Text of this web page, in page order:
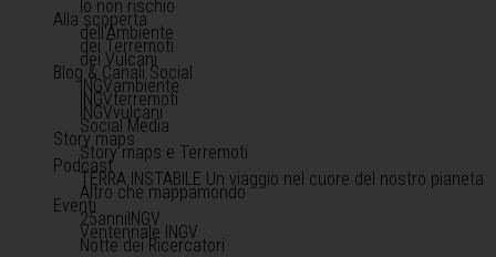
Io non rischio
Alla scoperta
dell'Ambiente
dei Terremoti
dei Vulcani
Blog & Canali Social
INGVambiente
INGVterremoti
INGVvulcani
Social Media
Story maps
Story maps e Terremoti
Podcast
TERRA INSTABILE Un viaggio nel cuore del nostro pianeta
Altro che mappamondo
Eventi
25anniINGV
Ventennale INGV
Notte dei Ricercatori